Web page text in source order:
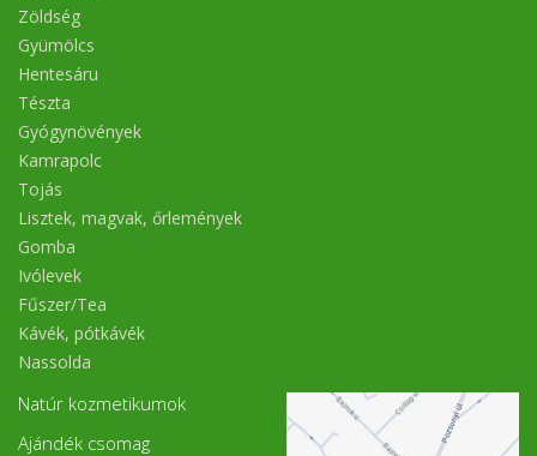
Zöldség
Gyümölcs
Hentesáru
Tészta
Gyógynövények
Kamrapolc
Tojás
Lisztek, magvak, őrlemények
Gomba
Ivólevek
Fűszer/Tea
Kávék, pótkávék
Nassolda
Natúr kozmetikumok
Ajándék csomag